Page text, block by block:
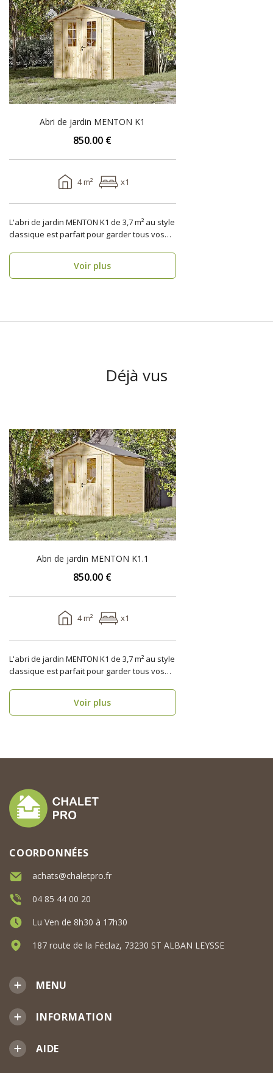
Abri de jardin MENTON K1
850.00 €
4 m² x1
L'abri de jardin MENTON K1 de 3,7 m² au style
classique est parfait pour garder tous vos
Voir plus
Déjà vus
Abri de jardin MENTON K1.1
850.00 €
4 m² x1
L'abri de jardin MENTON K1 de 3,7 m² au style
classique est parfait pour garder tous vos
Voir plus
MENU
INFORMATION
AIDE
COORDONNÉES
achats@chaletpro.fr
04 85 44 00 20
Lu Ven de 8h30 à 17h30
187 route de la Féclaz, 73230 ST ALBAN LEYSSE